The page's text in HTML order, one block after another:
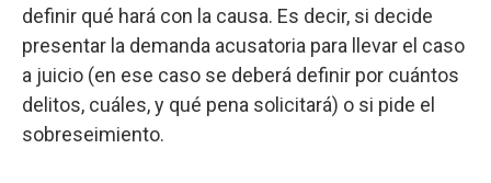
definir qué hará con la causa. Es decir, si decide
presentar la demanda acusatoria para llevar el caso
a juicio (en ese caso se deberá definir por cuántos
delitos, cuáles, y qué pena solicitará) o si pide el
sobreseimiento.